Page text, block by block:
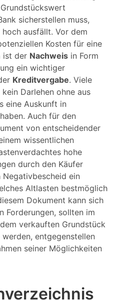
sicherstellen muss,
ausfällt. Vor dem
Kosten für eine
ist der Nachweis in Form
ein wichtiger
Kreditvergabe. Viele
Darlehen ohne aus
eine Auskunft in
Auch für den
von entscheidender
wissentlichen
hohe
durch den Käufer
Negativbescheid ein
Altlasten bestmöglich
Dokument kann sich
Forderungen, sollten im
verkauften Grundstück
entgegenstellen
seiner Möglichkeiten